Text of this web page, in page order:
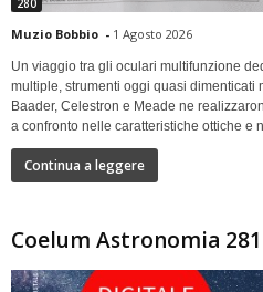
280
Muzio Bobbio - 1 Agosto 2026
Un viaggio tra gli oculari multifunzione
multiple, strumenti oggi quasi dimenticati
Baader, Celestron e Meade ne
a confronto nelle caratteristiche ottiche e
Continua a leggere
Coelum Astronomia